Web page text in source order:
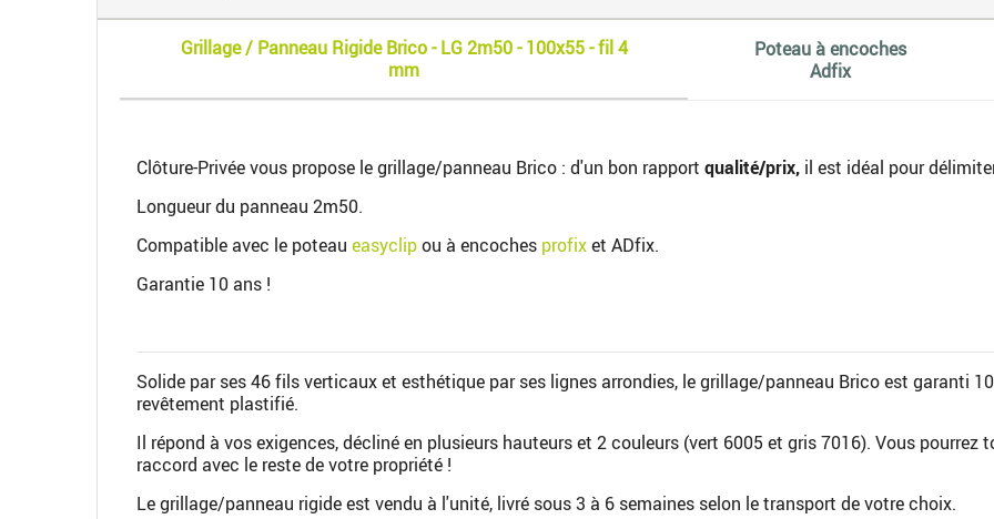
Grillage / Panneau Rigide Brico - LG 2m50 - 100x55 - fil 4
mm
Poteau à encoches
Adfix
Clôture-Privée vous propose le grillage/panneau Brico : d'un bon rapport qualité/prix, il est idéal pour
Longueur du panneau 2m50.
Compatible avec le poteau easyclipou à encoches profixet ADfix.
Garantie 10 ans !
Solide par ses 46 fils verticaux et esthétique par ses lignes arrondies, le grillage/panneau Brico est garanti
revêtement plastifié.
Il répond à vos exigences, décliné en plusieurs hauteurs et 2 couleurs (vert 6005 et gris 7016). Vous
raccord avec le reste de votre propriété !
Le grillage/panneau rigide est vendu à l'unité, livré sous 3 à 6 semaines selon le transport de votre choix.